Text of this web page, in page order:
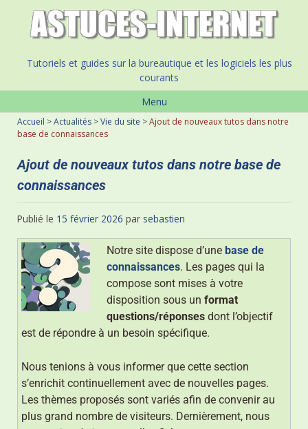
Tutoriels et guides sur la bureautique et les logiciels les plus
courants
Menu
Ajout de nouveaux tutos dans notre base de
connaissances
Accueil >Actualités >Vie du site >Ajout de nouveaux tutos dans notre
base de connaissances
Publié le 15 février 2026 par sebastien
Notre site dispose d’une base de
connaissances. Les pages qui la
compose sont mises à votre
disposition sous un format
questions/réponses dont l’objectif
est de répondre à un besoin spécifique.
Nous tenions à vous informer que cette section
s’enrichit continuellement avec de nouvelles pages.
Les thèmes proposés sont variés afin de convenir au
plus grand nombre de visiteurs. Dernièrement, nous